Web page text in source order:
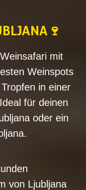
mit
Weinspots
in einer
für deinen
oder ein
von Ljubljana